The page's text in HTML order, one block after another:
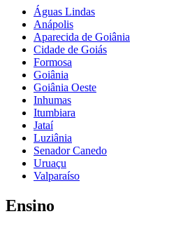
Águas Lindas
Anápolis
Aparecida de Goiânia
Cidade de Goiás
Formosa
Goiânia
Goiânia Oeste
Inhumas
Itumbiara
Jataí
Luziânia
Senador Canedo
Uruaçu
Valparaíso
Ensino